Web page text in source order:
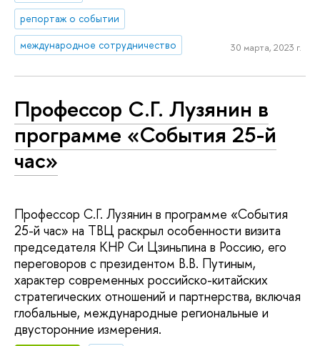
репортаж о событии
международное сотрудничество
30 марта, 2023 г.
Профессор С.Г. Лузянин в
программе «События 25-й
час»
Профессор С.Г. Лузянин в программе «События
25-й час» на ТВЦ раскрыл особенности визита
председателя КНР Си Цзиньпина в Россию, его
переговоров с президентом В.В. Путиным,
характер современных российско-китайских
стратегических отношений и партнерства, включая
глобальные, международные региональные и
двусторонние измерения.